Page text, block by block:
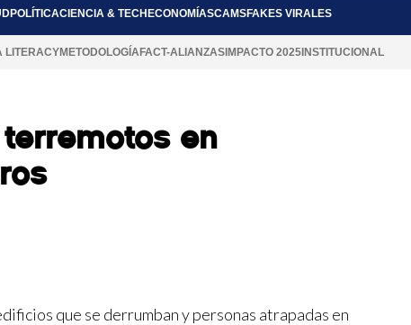
POLÍTICACIENCIA & TECH ECONOMÍASCAMSFAKES VIRALES
LITERACYMETODOLOGÍA FACT-ALIANZASIMPACTO 2025INSTITUCIONAL
en
que se derrumban y personas atrapadas en